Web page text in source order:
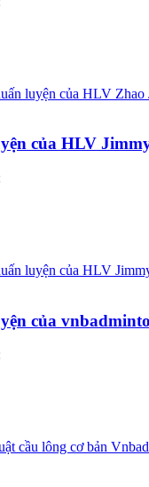
luyện của HLV Zhao
của HLV
luyện của HLV
của
cầu lông cơ bản